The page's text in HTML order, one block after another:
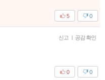
0
5
신고 | 공감 확인
0
0